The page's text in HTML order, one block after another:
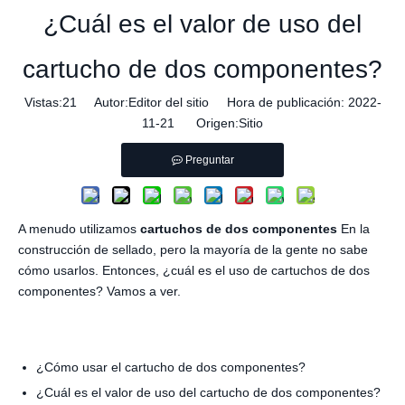
¿Cuál es el valor de uso del
cartucho de dos componentes?
Vistas:21
Autor:Editor del sitio Hora de publicación: 2022-
11-21 Origen:Sitio
Preguntar
A menudo utilizamos cartuchos de dos componentes En la
construcción de sellado, pero la mayoría de la gente no sabe
cómo usarlos. Entonces, ¿cuál es el uso de cartuchos de dos
componentes? Vamos a ver.
¿Cómo usar el cartucho de dos componentes?
¿Cuál es el valor de uso del cartucho de dos componentes?